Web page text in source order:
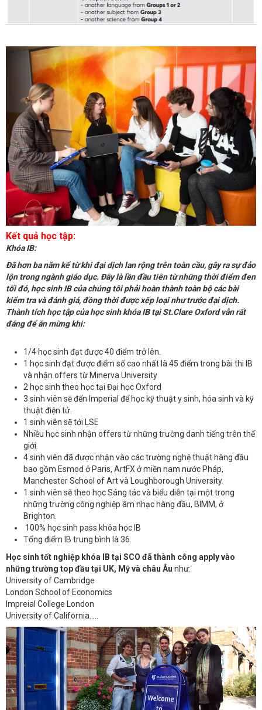
Kết quả học tập:
Khóa IB:
Đã hơn ba năm kể từ khi đại dịch lan rộng trên toàn cầu, gây ra sự đảo
lộn trong ngành giáo dục. Đây là lần đầu tiên từ những thời điểm đen
tối đó, học sinh IB của chúng tôi phải hoàn thành toàn bộ các bài
kiểm tra và đánh giá, đồng thời được xếp loại như trước đại dịch.
Thành tích học tập của học sinh khóa IB tại St.Clare Oxford vẫn rất
đáng để ăn mừng khi:
1/4 học sinh đạt được 40 điểm trở lên.
1 học sinh đạt được điểm số cao nhất là 45 điểm trong bài thi IB
và nhận offers từ Minerva University
2 học sinh theo học tại Đại học Oxford
3 sinh viên sẽ đến Imperial để học kỹ thuật y sinh, hóa sinh và kỹ
thuật điện tử.
1 sinh viên sẽ tới LSE
Nhiều học sinh nhận offers từ những trường danh tiếng trên thế
giới.
4 sinh viên đã được nhận vào các trường nghệ thuật hàng đầu
bao gồm Esmod ở Paris, ArtFX ở miền nam nước Pháp,
Manchester School of Art và Loughborough University.
1 sinh viên sẽ theo học Sáng tác và biểu diễn tại một trong
những trường công nghiệp âm nhạc hàng đầu, BIMM, ở
Brighton.
100% học sinh pass khóa học IB
Tổng điểm IB trung bình là 36.
Học sinh tốt nghiệp khóa IB tại SCO đã thành công apply vào
những trường top đầu tại UK, Mỹ và châu Âu như:
University of Cambridge
London School of Economics
Impreial College London
University of California.....